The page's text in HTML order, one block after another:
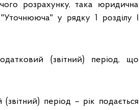
розрахунку, така юридична
у рядку 1 розділу І
(звітний) період, що
період – рік подається